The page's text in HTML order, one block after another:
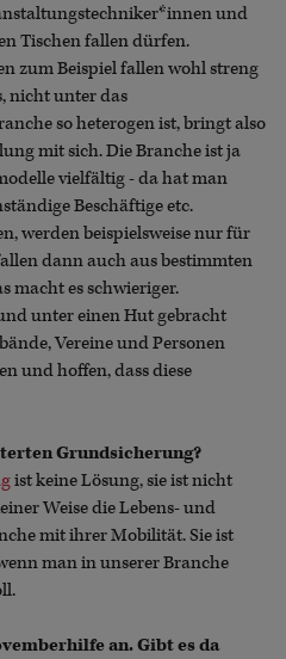
und
Tischen fallen dürfen.
zum Beispiel fallen wohl streng
nicht unter das
so heterogen ist, bringt also
mit sich. Die Branche ist ja
vielfältig - da hat man
Beschäftige etc.
werden beispielsweise nur für
dann auch aus bestimmten
macht es schwieriger.
unter einen Hut gebracht
Vereine und Personen
und hoffen, dass diese
Grundsicherung?
ist keine Lösung, sie ist nicht
Weise die Lebens- und
mit ihrer Mobilität. Sie ist
man in unserer Branche
an. Gibt es da